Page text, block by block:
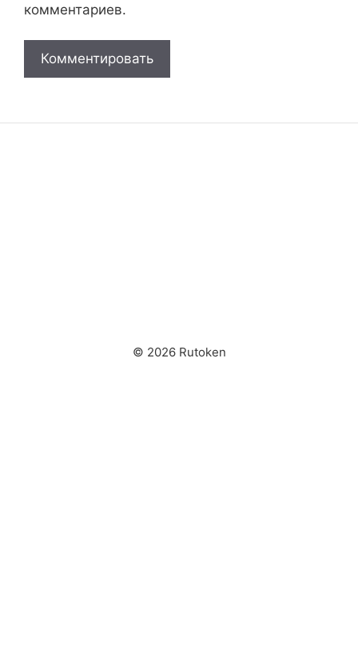
комментариев.
© 2026 Rutoken